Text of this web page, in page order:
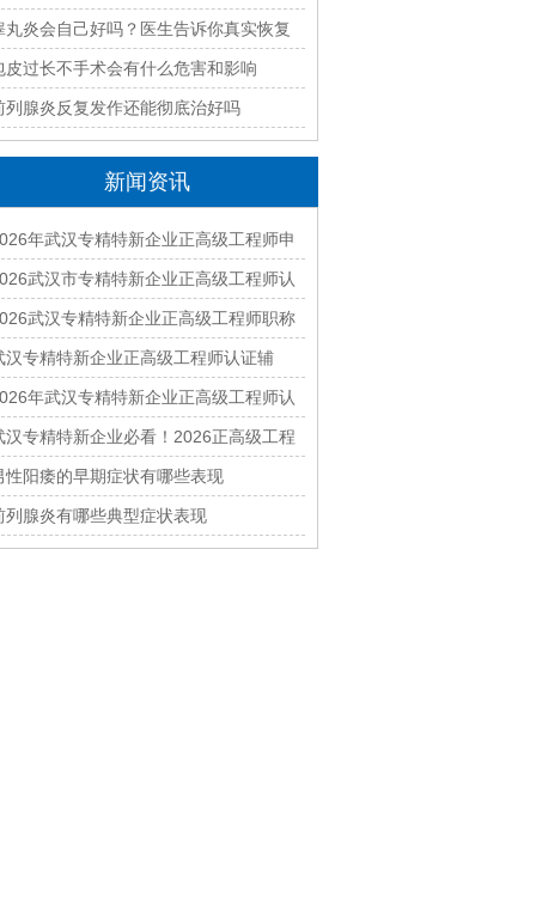
么
丸炎会自己好吗？医生告诉你真实恢复
程
皮过长不手术会有什么危害和影响
列腺炎反复发作还能彻底治好吗
新闻资讯
年武汉专精特新企业正高级工程师申
必看：业绩整理+答辩模拟一站式辅导，
过率翻倍
武汉市专精特新企业正高级工程师认
辅导：一次拿下正高工，薪资翻倍
武汉专精特新企业正高级工程师职称
证全流程实战辅导与政策深度解析指南
汉专精特新企业正高级工程师认证辅
：2026年最新评审条件与实战申报策略
解析
年武汉专精特新企业正高级工程师认
辅导：破格申报与实战材料精讲，通过
翻倍
汉专精特新企业必看！2026正高级工程
申报辅导内部渠道曝光，专家一对一打
材料，下证率98%限时开放
性阳痿的早期症状有哪些表现
列腺炎有哪些典型症状表现